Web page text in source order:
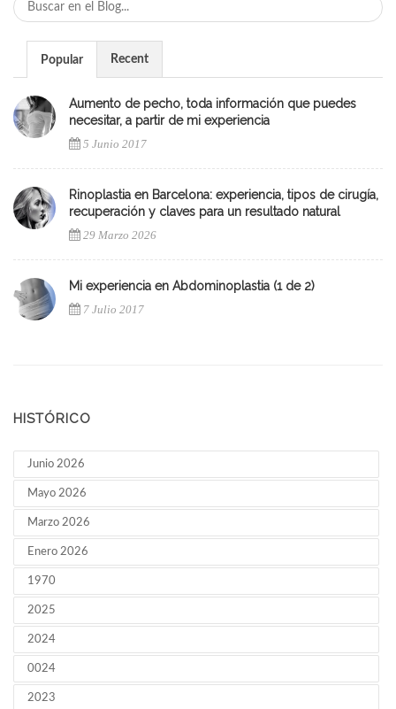
Popular Recent
Aumento de pecho, toda información que puedes
necesitar, a partir de mi experiencia
5 Junio 2017
Rinoplastia en Barcelona: experiencia, tipos de cirugía,
recuperación y claves para un resultado natural
29 Marzo 2026
Mi experiencia en Abdominoplastia (1 de 2)
7 Julio 2017
HISTÓRICO
Junio 2026
Mayo 2026
Marzo 2026
Enero 2026
1970
2025
2024
0024
2023